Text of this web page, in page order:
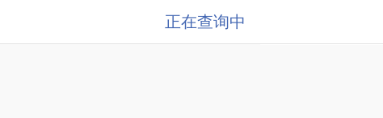
正在查询中